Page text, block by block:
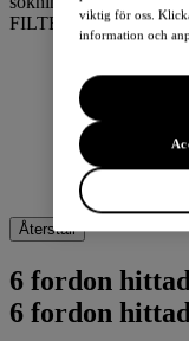
FILTER
Återställ
6 fordon
6 fordon
viktig för oss.
information och